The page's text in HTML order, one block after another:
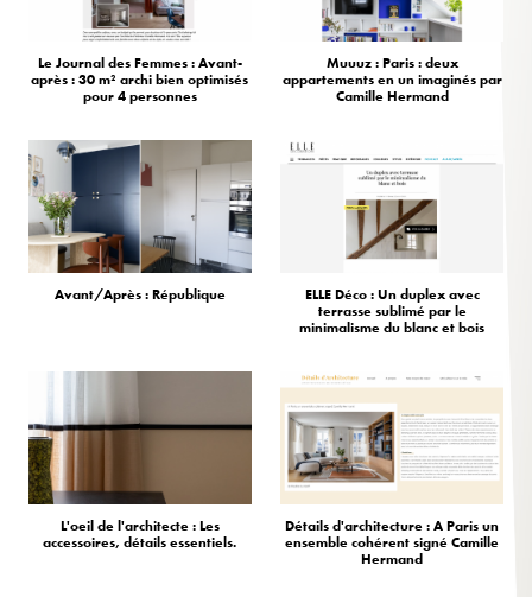
Le Journal des Femmes : Avant-
après : 30 m² archi bien optimisés
pour 4 personnes
Muuuz : Paris : deux
appartements en un imaginés par
Camille Hermand
Avant/Après : République
ELLE Déco : Un duplex avec
terrasse sublimé par le
minimalisme du blanc et bois
L'oeil de l'architecte : Les
accessoires, détails essentiels.
Détails d'architecture : A Paris un
ensemble cohérent signé Camille
Hermand